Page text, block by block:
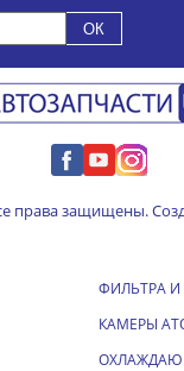
права защищены.
ФИЛЬТРА
КАМЕРЫ